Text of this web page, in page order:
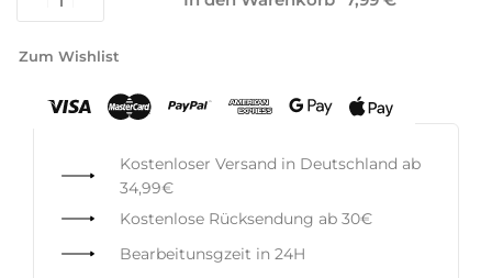
Zum Wishlist
Kostenloser Versand in Deutschland ab
34,99€
Kostenlose Rücksendung ab 30€
Bearbeitunsgzeit in 24H